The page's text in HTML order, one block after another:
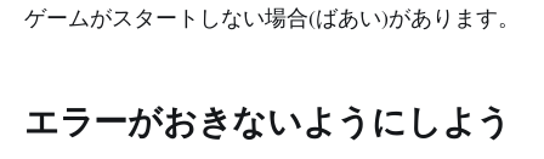
ゲームがスタートしない場合(ばあい)があります。
エラーがおきないようにしよう